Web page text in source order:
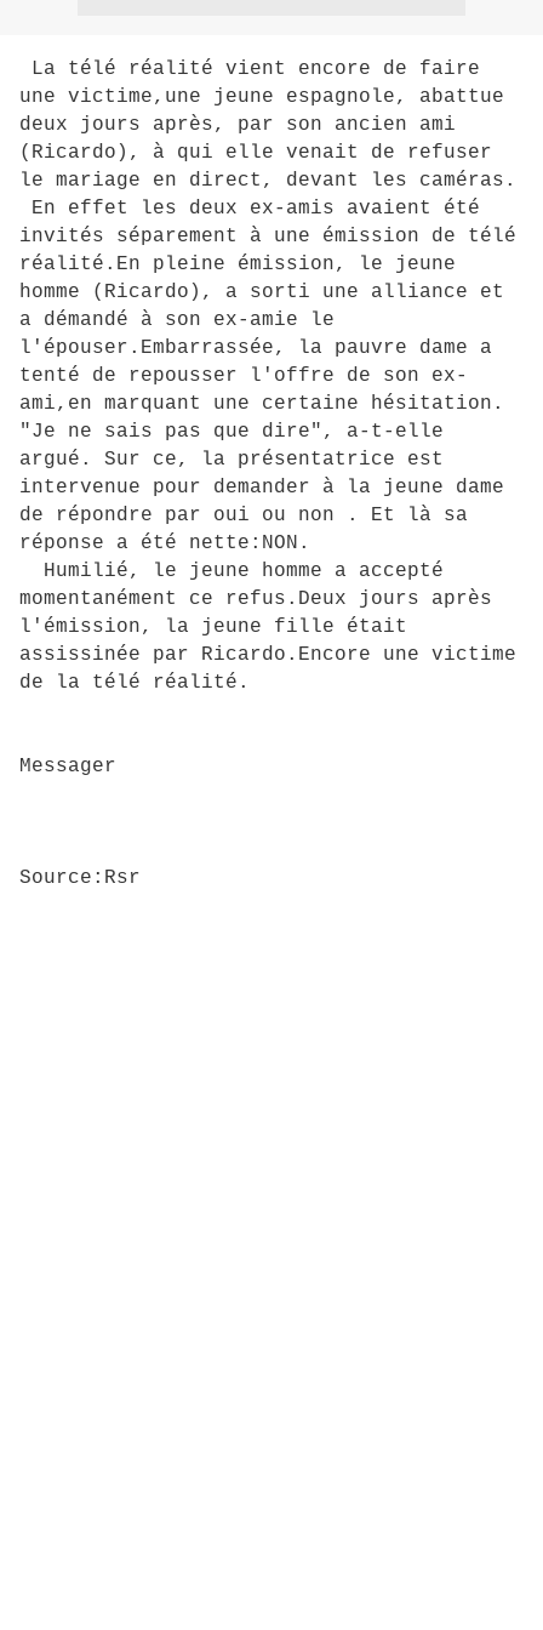
La télé réalité vient encore de faire
une victime,une jeune espagnole, abattue
deux jours après, par son ancien ami
(Ricardo), à qui elle venait de refuser
le mariage en direct, devant les caméras.
En effet les deux ex-amis avaient été
invités séparement à une émission de télé
réalité.En pleine émission, le jeune
homme (Ricardo), a sorti une alliance et
a démandé à son ex-amie le
l'épouser.Embarrassée, la pauvre dame a
tenté de repousser l'offre de son ex-
ami,en marquant une certaine hésitation.
"Je ne sais pas que dire", a-t-elle
argué. Sur ce, la présentatrice est
intervenue pour demander à la jeune dame
de répondre par oui ou non . Et là sa
réponse a été nette:NON.
Humilié, le jeune homme a accepté
momentanément ce refus.Deux jours après
l'émission, la jeune fille était
assissinée par Ricardo.Encore une victime
de la télé réalité.
Messager
Source:Rsr